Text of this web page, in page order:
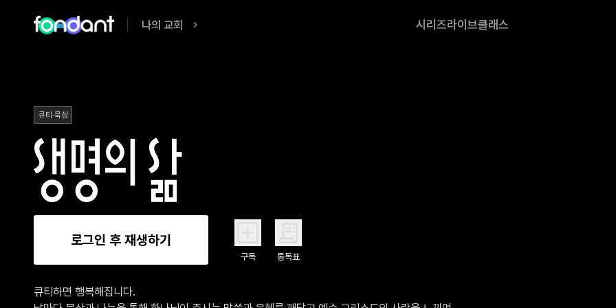
나의 교회 시리즈라이브클래스
큐티·묵상
로그인 후 재생하기
구독 통독표
큐티하면 행복해집니다.